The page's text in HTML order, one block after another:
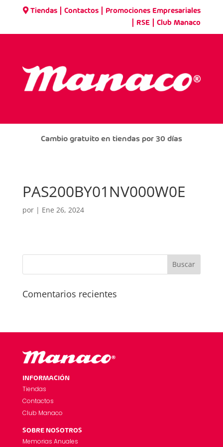
Tiendas |Contactos Promociones Empresariales
RSE |Club Manaco
Cambio gratuito en tiendas por 30 días
PAS200BY01NV000W0E
por | Ene 26, 2024
Comentarios recientes
INFORMACIÓN
Tiendas
Contactos
Club Manaco
SOBRE NOSOTROS
Memorias Anuales